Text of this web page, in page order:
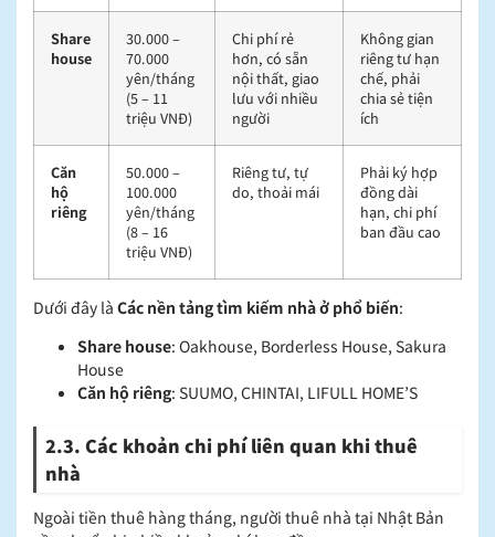
Share
house
30.000 –
70.000
yên/tháng
(5 – 11
triệu VNĐ)
Chi phí rẻ
hơn, có sẵn
nội thất, giao
lưu với nhiều
người
Không gian
riêng tư hạn
chế, phải
chia sẻ tiện
ích
Căn
hộ
riêng
50.000 –
100.000
yên/tháng
(8 – 16
triệu VNĐ)
Riêng tư, tự
do, thoải mái
Phải ký hợp
đồng dài
hạn, chi phí
ban đầu cao
Dưới đây là Các nền tảng tìm kiếm nhà ở phổ biến:
Share house: Oakhouse, Borderless House, Sakura
House
Căn hộ riêng: SUUMO, CHINTAI, LIFULL HOME’S
2.3. Các khoản chi phí liên quan khi thuê
nhà
Ngoài tiền thuê hàng tháng, người thuê nhà tại Nhật Bản